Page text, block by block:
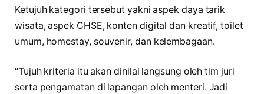
Ketujuh kategori tersebut yakni aspek daya tarik
wisata, aspek CHSE, konten digital dan kreatif, toilet
umum, homestay, souvenir, dan kelembagaan.
“Tujuh kriteria itu akan dinilai langsung oleh tim juri
serta pengamatan di lapangan oleh menteri. Jadi